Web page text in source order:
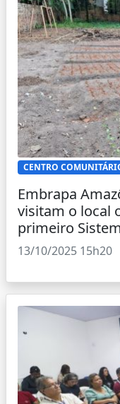
CENTRO
Embrapa
visitam o local
primeiro
13/10/2025 15h20